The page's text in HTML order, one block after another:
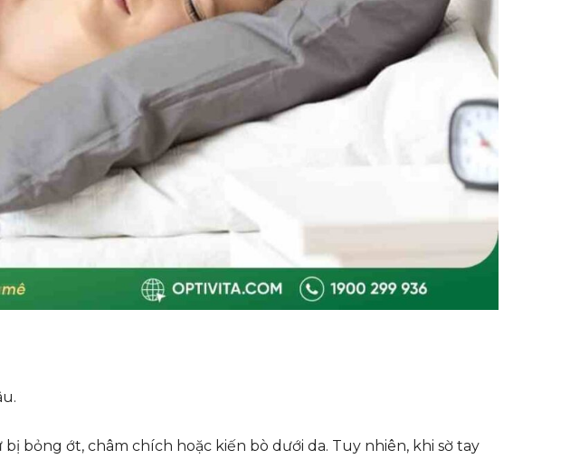
bị bỏng ớt, châm chích hoặc kiến bò dưới da. Tuy nhiên, khi sờ tay